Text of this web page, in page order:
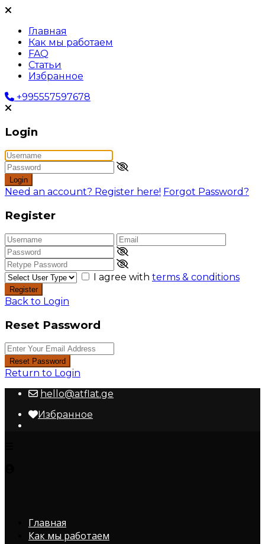
Главная
Как мы работаем
FAQ
Статьи
Избранное
+995557597678
Login
Login
Need an account? Register here! Forgot Password?
Register
I agree with terms & conditions
Register
Back to Login
Reset Password
Reset Password
Return to Login
hello@atflat.ge
Избранное
Главная
Как мы работаем